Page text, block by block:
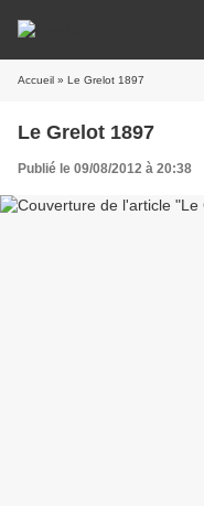
Accueil » Le Grelot 1897
Le Grelot 1897
Publié le 09/08/2012 à 20:38